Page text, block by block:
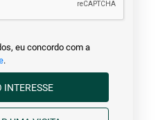
eu concordo com a
.
TENHO INTERESSE